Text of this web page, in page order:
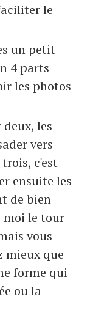
le
un petit
4 parts
les photos
les
vers
c'est
ensuite les
de bien
moi le tour
vous
mieux que
forme qui
ou la